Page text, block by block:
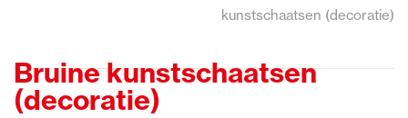
kunstschaatsen (decoratie)
Bruine kunstschaatsen
(decoratie)